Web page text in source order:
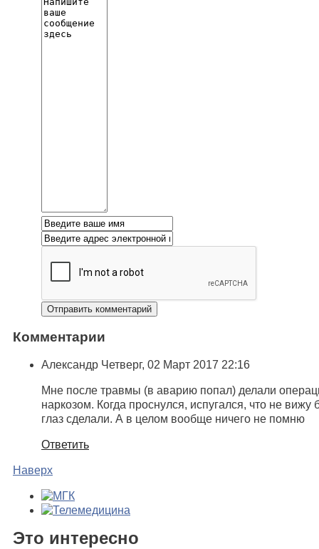
Комментарии
Александр Четверг, 02 Март 2017 22:16
Мне после травмы (в аварию попал) делали
наркозом. Когда проснулся, испугался, что не вижу
глаз сделали. А в целом вообще ничего не помню
Ответить
Наверх
Это интересно